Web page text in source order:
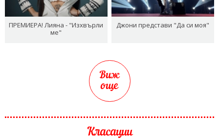
ПРЕМИЕРА! Лияна - "Изхвърли
ме"
Джони представи "Да си моя"
Виж
още
Класации